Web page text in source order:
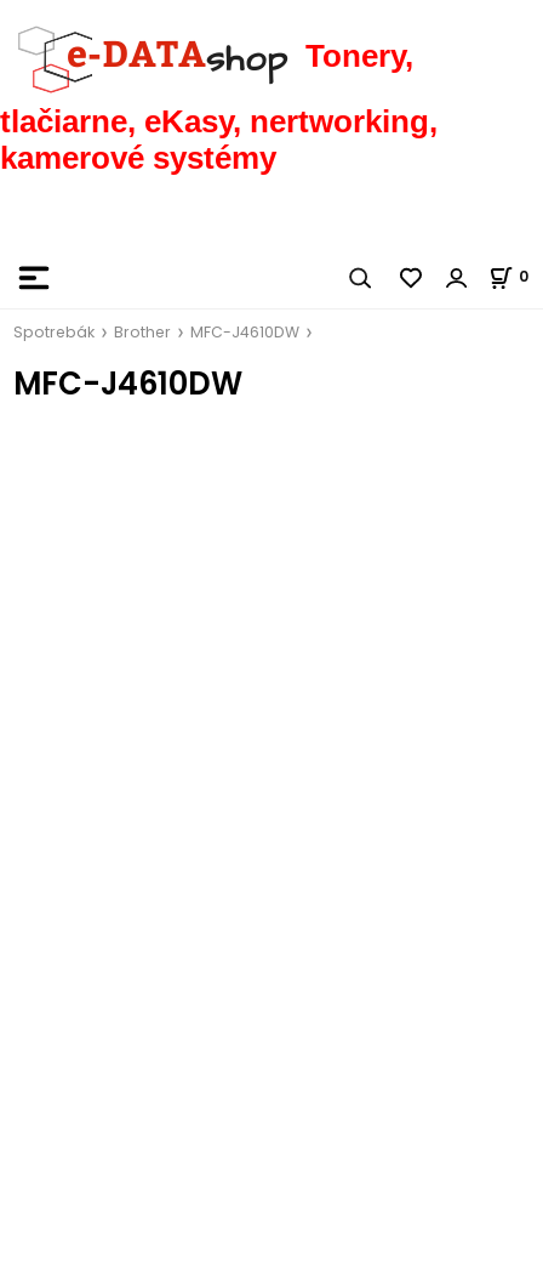
Tonery,
tlačiarne, eKasy, nertworking,
kamerové systémy
0
Spotrebák Brother MFC-J4610DW
MFC-J4610DW